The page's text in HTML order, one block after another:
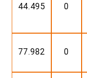
0
44.495
0
77.982